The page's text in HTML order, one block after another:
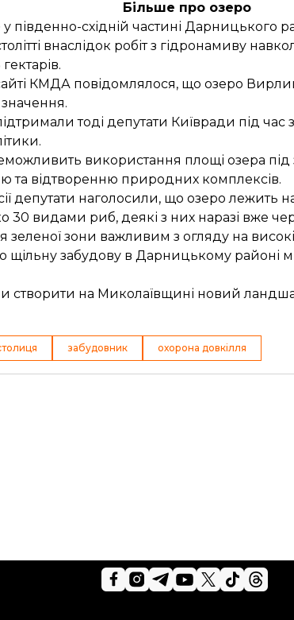
Більше про озеро
південно-східній частині Дарницького
внаслідок робіт з гідронамиву
КМДА повідомлялося, що озеро
тоді депутати Київради під час
використання площі озера під
та відтворенню природних комплексів.
депутати наголосили, що озеро лежить на
30 видами риб, деякі з них наразі вже
зеленої зони важливим з огляду на
щільну забудову в Дарницькому районі
створити на Миколаївщині новий
забудовник охорона довкілля